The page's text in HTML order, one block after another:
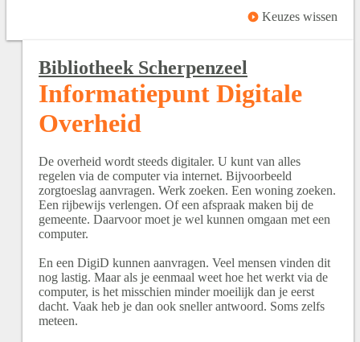
Keuzes wissen
Bibliotheek Scherpenzeel
Informatiepunt Digitale
Overheid
De overheid wordt steeds digitaler. U kunt van alles
regelen via de computer via internet. Bijvoorbeeld
zorgtoeslag aanvragen. Werk zoeken. Een woning zoeken.
Een rijbewijs verlengen. Of een afspraak maken bij de
gemeente. Daarvoor moet je wel kunnen omgaan met een
computer.
En een DigiD kunnen aanvragen. Veel mensen vinden dit
nog lastig. Maar als je eenmaal weet hoe het werkt via de
computer, is het misschien minder moeilijk dan je eerst
dacht. Vaak heb je dan ook sneller antwoord. Soms zelfs
meteen.